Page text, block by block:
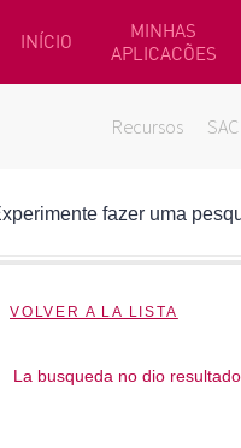
INÍCIO
MINHAS
APLICACÕES
Recursos SAC